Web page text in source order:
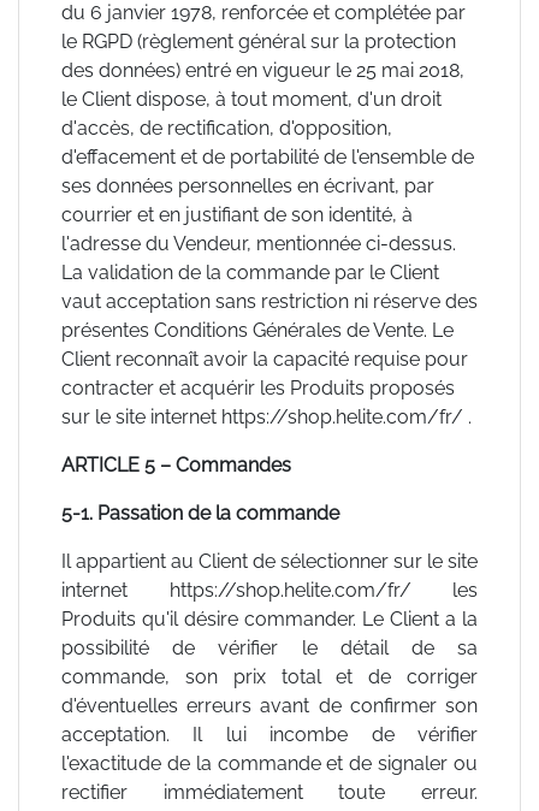
du 6 janvier 1978, renforcée et complétée par
le RGPD (règlement général sur la protection
des données) entré en vigueur le 25 mai 2018,
le Client dispose, à tout moment, d'un droit
d'accès, de rectification, d'opposition,
d'effacement et de portabilité de l'ensemble de
ses données personnelles en écrivant, par
courrier et en justifiant de son identité, à
l'adresse du Vendeur, mentionnée ci-dessus.
La validation de la commande par le Client
vaut acceptation sans restriction ni réserve des
présentes Conditions Générales de Vente. Le
Client reconnaît avoir la capacité requise pour
contracter et acquérir les Produits proposés
sur le site internet https://shop.helite.com/fr/ .
ARTICLE 5 – Commandes
5-1. Passation de la commande
Il appartient au Client de sélectionner sur le site
internet https://shop.helite.com/fr/ les
Produits qu'il désire commander. Le Client a la
possibilité de vérifier le détail de sa
commande, son prix total et de corriger
d'éventuelles erreurs avant de confirmer son
acceptation. Il lui incombe de vérifier
l'exactitude de la commande et de signaler ou
rectifier immédiatement toute erreur.